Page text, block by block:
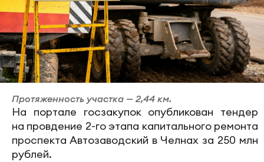
Протяженность участка — 2,44 км.
На портале госзакупок опубликован тендер
на провдение 2-го этапа капитального ремонта
проспекта Автозаводский в Челнах за 250 млн
рублей.